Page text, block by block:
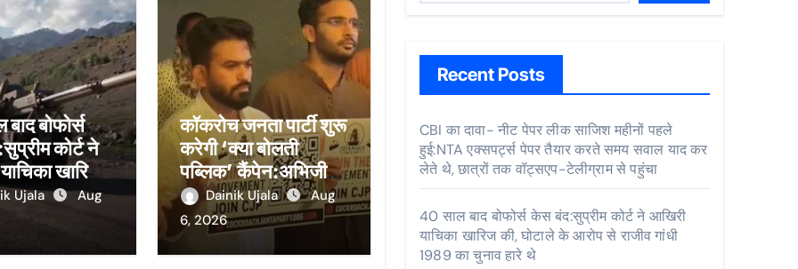
बोफोर्स
कोर्ट ने
खारिज
के आरोप से
1989 का
Ujala
Aug
कॉकरोच जनता पार्टी शुरू
करेगी ‘क्या बोलती
पब्लिक’ कैंपेन:अभिजीत
दीपके गांव-शहरों में
युवाओं से बात करेंगे;
बेरोजगारी और महंगी
Dainik Ujala
Aug
6, 2026
Recent Posts
CBI का दावा- नीट पेपर लीक साजिश महीनों पहले
हुई:NTA एक्सपर्ट्स पेपर तैयार करते समय सवाल याद कर
लेते थे, छात्रों तक वॉट्सएप-टेलीग्राम से पहुंचा
40 साल बाद बोफोर्स केस बंद:सुप्रीम कोर्ट ने आखिरी
याचिका खारिज की, घोटाले के आरोप से राजीव गांधी
1989 का चुनाव हारे थे